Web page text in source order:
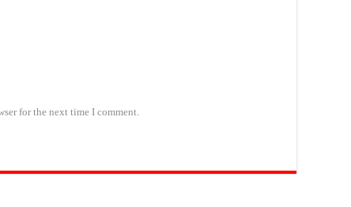
for the next time I comment.